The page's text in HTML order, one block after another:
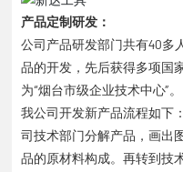
产品定制研发：
公司产品研发部门共有40多
品的开发，先后获得多项国
为“烟台市级企业技术中心”。
我公司开发新产品流程如下
司技术部门分解产品，画出
品的原材料构成。再转到技